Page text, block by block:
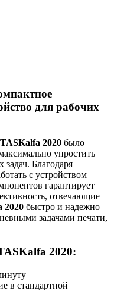
для рабочих
TASKalfa 2020 было
упростить
Благодаря
с устройством
гарантирует
отвечающие
быстро и надежно
задачами печати,
2020:
в стандартной